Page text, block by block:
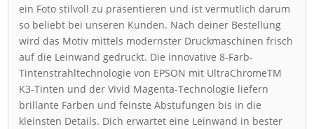
ein Foto stilvoll zu präsentieren und ist vermutlich darum
so beliebt bei unseren Kunden. Nach deiner Bestellung
wird das Motiv mittels modernster Druckmaschinen frisch
auf die Leinwand gedruckt. Die innovative 8-Farb-
Tintenstrahltechnologie von EPSON mit UltraChromeTM
K3-Tinten und der Vivid Magenta-Technologie liefern
brillante Farben und feinste Abstufungen bis in die
kleinsten Details. Dich erwartet eine Leinwand in bester